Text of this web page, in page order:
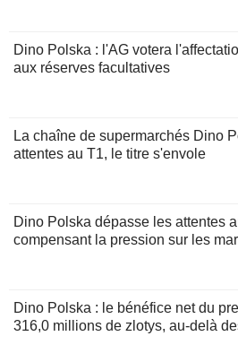
Dino Polska : l'AG votera
aux réserves facultatives
La chaîne de supermarchés Dino
attentes au T1, le titre s'envole
Dino Polska dépasse les attentes
compensant la pression sur les
Dino Polska : le bénéfice net du
316,0 millions de zlotys, au-delà